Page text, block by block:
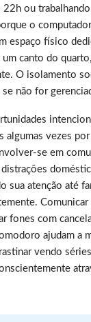
22h ou
o
espaço físico
um canto do
O isolamento
não for
vezes por
se em
sua atenção até
Comunicar
fones com
ajudam a
vendo